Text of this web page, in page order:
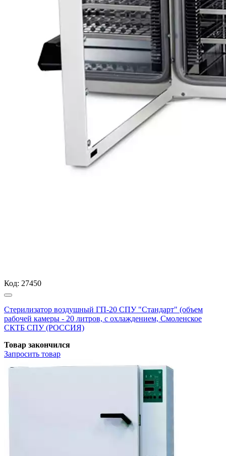
Код: 27450
Стерилизатор воздушный ГП-20 СПУ "Стандарт" (объем
рабочей камеры - 20 литров, с охлаждением, Смоленское
СКТБ СПУ (РОССИЯ)
Товар закончился
Запросить товар